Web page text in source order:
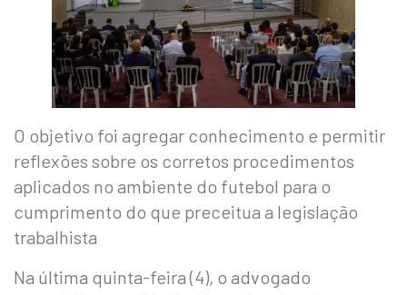
O objetivo foi agregar conhecimento e permitir
reflexões sobre os corretos procedimentos
aplicados no ambiente do futebol para o
cumprimento do que preceitua a legislação
trabalhista
Na última quinta-feira (4), o advogado